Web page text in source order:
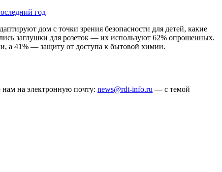
год
дом с точки зрения безопасности для детей, какие
заглушки для розеток — их используют 62% опрошенных.
а 41% — защиту от доступа к бытовой химии.
нам на электронную почту: news@rdt-info.ru — с темой